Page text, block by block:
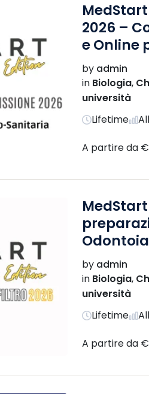
2026 –
e Online
by admin
in Biologia,
università
Lifetime
A partire da
by admin
in Biologia,
università
Lifetime
A partire da